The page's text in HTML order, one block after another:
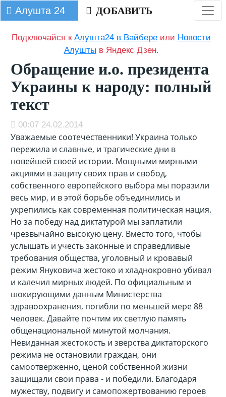
Алушта 24 ДОБАВИТЬ
Подключайся кАлушта24 в Вайбере или Новости
Алушты в Яндекс Дзен.
Обращение и.о. президента
Украины к народу: полный
текст
00:07 24.02.2014
Уважаемые соотечественники! Украина только
пережила и славные, и трагические дни в
новейшей своей истории. Мощными мирными
акциями в защиту своих прав и свобод,
собственного европейского выбора мы поразили
весь мир, и в этой борьбе объединились и
укрепились как современная политическая нация.
Но за победу над диктатурой мы заплатили
чрезвычайно высокую цену. Вместо того, чтобы
услышать и учесть законные и справедливые
требования общества, уголовный и кровавый
режим Януковича жестоко и хладнокровно убивал
и калечил мирных людей. По официальным и
шокирующими данным Министерства
здравоохранения, погибли по меньшей мере 88
человек. Давайте почтим их светлую память
общенациональной минутой молчания.
Невиданная жестокость и зверства диктаторского
режима не остановили граждан, они
самоотверженно, ценой собственной жизни
защищали свои права - и победили. Благодаря
мужеству, подвигу и самопожертвованию героев